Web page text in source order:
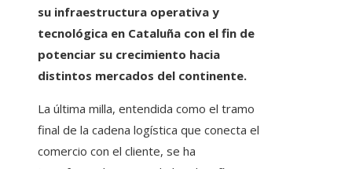
su infraestructura operativa y
tecnológica en Cataluña con el fin de
potenciar su crecimiento hacia
distintos mercados del continente.
La última milla, entendida como el tramo
final de la cadena logística que conecta el
comercio con el cliente, se ha